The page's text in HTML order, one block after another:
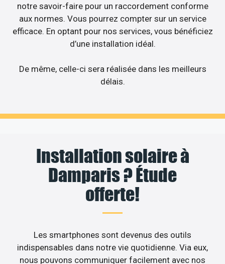
notre savoir-faire pour un raccordement conforme
aux normes. Vous pourrez compter sur un service
efficace. En optant pour nos services, vous bénéficiez
d’une installation idéal.
De même, celle-ci sera réalisée dans les meilleurs
délais.
Installation solaire à
Damparis ? Étude
offerte!
Les smartphones sont devenus des outils
indispensables dans notre vie quotidienne. Via eux,
nous pouvons communiquer facilement avec nos